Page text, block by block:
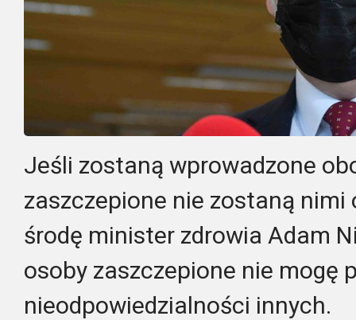
Jeśli zostaną wprowadzone
zaszczepione nie zostaną nimi
środę minister zdrowia Adam
osoby zaszczepione nie mogę
nieodpowiedzialności innych.